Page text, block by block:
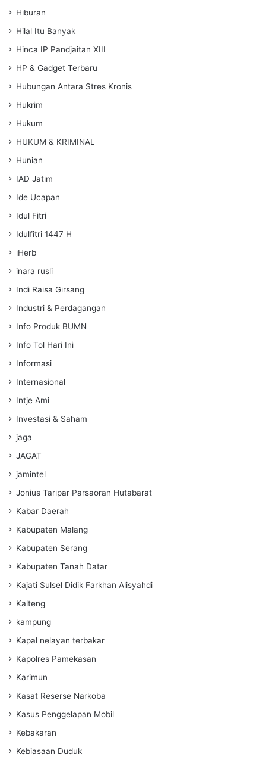
Hiburan
Hilal Itu Banyak
Hinca IP Pandjaitan XIII
HP & Gadget Terbaru
Hubungan Antara Stres Kronis
Hukrim
Hukum
HUKUM & KRIMINAL
Hunian
IAD Jatim
Ide Ucapan
Idul Fitri
Idulfitri 1447 H
iHerb
inara rusli
Indi Raisa Girsang
Industri & Perdagangan
Info Produk BUMN
Info Tol Hari Ini
Informasi
Internasional
Intje Ami
Investasi & Saham
jaga
JAGAT
jamintel
Jonius Taripar Parsaoran Hutabarat
Kabar Daerah
Kabupaten Malang
Kabupaten Serang
Kabupaten Tanah Datar
Kajati Sulsel Didik Farkhan Alisyahdi
Kalteng
kampung
Kapal nelayan terbakar
Kapolres Pamekasan
Karimun
Kasat Reserse Narkoba
Kasus Penggelapan Mobil
Kebakaran
Kebiasaan Duduk